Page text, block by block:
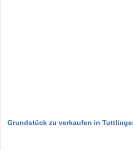
Grundstück zu verkaufen in